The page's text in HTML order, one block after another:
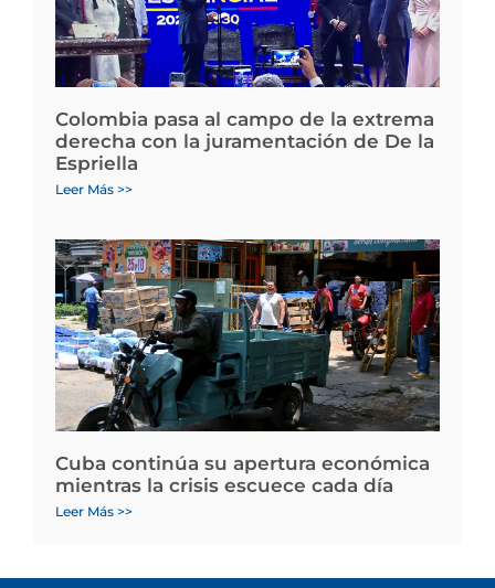
Colombia pasa al campo de la extrema
derecha con la juramentación de De la
Espriella
Leer Más >>
Cuba continúa su apertura económica
mientras la crisis escuece cada día
Leer Más >>